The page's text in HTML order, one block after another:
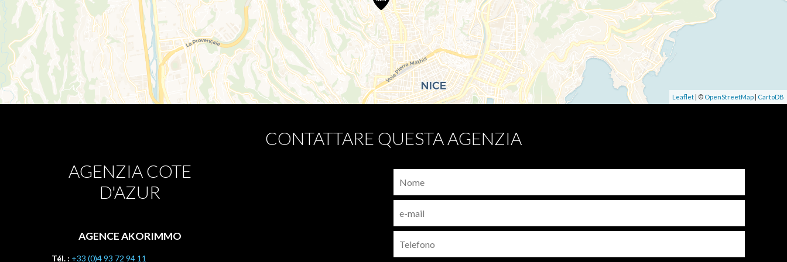
Leaflet | © OpenStreetMap | CartoDB
CONTATTARE QUESTA AGENZIA
AGENZIA COTE
D'AZUR
AGENCE AKORIMMO
Tél. : +33 (0)4 93 72 94 11